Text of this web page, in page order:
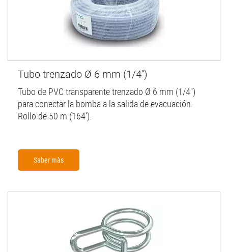
Tubo trenzado Ø 6 mm (1/4'')
Tubo de PVC transparente trenzado Ø 6 mm (1/4'')
para conectar la bomba a la salida de evacuación.
Rollo de 50 m (164').
Saber màs